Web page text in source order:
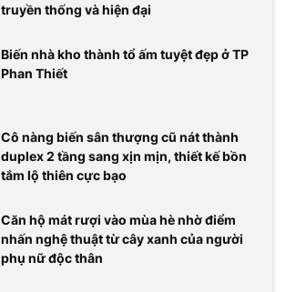
truyền thống và hiện đại
Biến nhà kho thành tổ ấm tuyệt đẹp ở TP
Phan Thiết
Cô nàng biến sân thượng cũ nát thành
duplex 2 tầng sang xịn mịn, thiết kế bồn
tắm lộ thiên cực bạo
Căn hộ mát rượi vào mùa hè nhờ điểm
nhấn nghệ thuật từ cây xanh của người
phụ nữ độc thân